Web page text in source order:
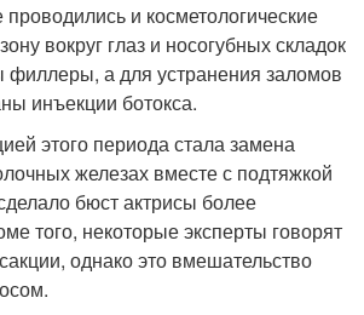
и косметологические
вокруг глаз и носогубных складок
филлеры, а для устранения заломов
инъекции ботокса.
этого периода стала замена
железах вместе с подтяжкой
бюст актрисы более
того, некоторые эксперты говорят
однако это вмешательство